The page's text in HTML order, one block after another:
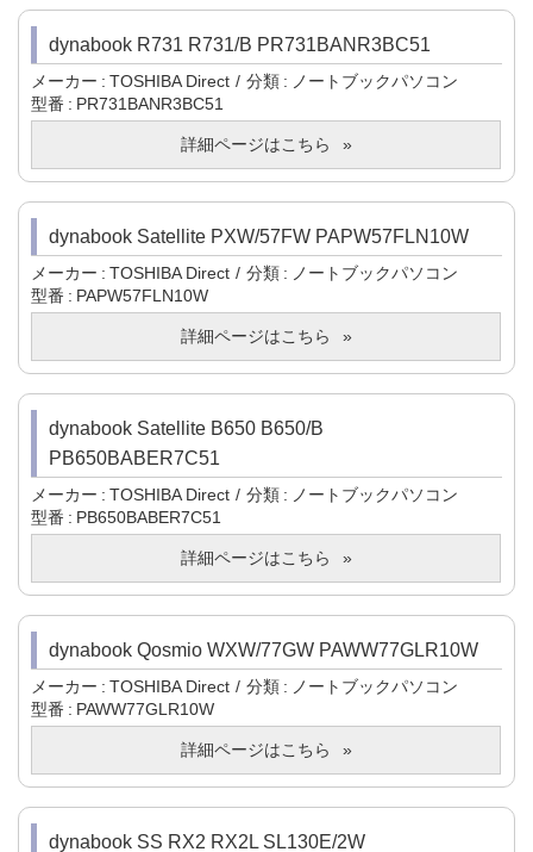
dynabook R731 R731/B PR731BANR3BC51
メーカー TOSHIBA Direct 分類
ノートブックパソコン
型番
PR731BANR3BC51
詳細ページはこちら
dynabook Satellite PXW/57FW PAPW57FLN10W
メーカー TOSHIBA Direct 分類
ノートブックパソコン
型番
PAPW57FLN10W
詳細ページはこちら
dynabook Satellite B650 B650/B
PB650BABER7C51
メーカー TOSHIBA Direct 分類
ノートブックパソコン
型番
PB650BABER7C51
詳細ページはこちら
dynabook Qosmio WXW/77GW PAWW77GLR10W
メーカー TOSHIBA Direct 分類
ノートブックパソコン
型番
PAWW77GLR10W
詳細ページはこちら
dynabook SS RX2 RX2L SL130E/2W